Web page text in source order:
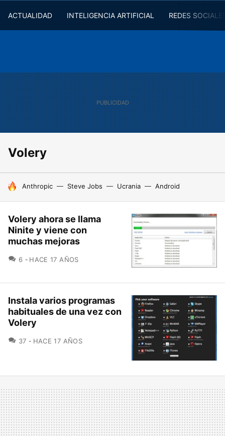
ACTUALIDAD INTELIGENCIA ARTIFICIAL REDES
Volery
HOY SE HABLA DE
Anthropic Steve Jobs Ucrania Android
Volery ahora se llama
Ninite y viene con
muchas mejoras
6 COMENTARIOS
HACE 17 AÑOS
Instala varios programas
habituales de una vez con
Volery
37 COMENTARIOS
HACE 17 AÑOS